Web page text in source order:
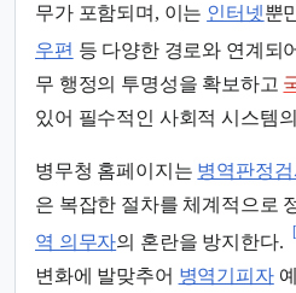
무가 포함되며, 이는 인터넷뿐
우편 등 다양한 경로와 연계되
무 행정의 투명성을 확보하고
있어 필수적인 사회적 시스템
병무청 홈페이지는 병역판정
은 복잡한 절차를 체계적으로
역 의무자의 혼란을 방지한다.
변화에 발맞추어 병역기피자